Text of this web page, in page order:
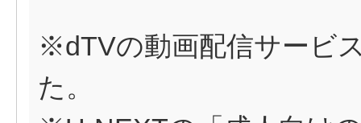
※dTVの動画配信サービ
た。